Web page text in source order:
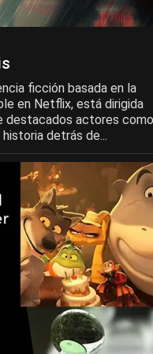
ficción basada en la
en Netflix, está dirigida
destacados actores como
detrás de...